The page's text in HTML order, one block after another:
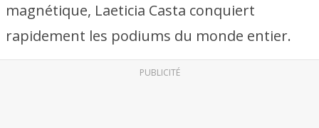
magnétique, Laeticia Casta conquiert
rapidement les podiums du monde entier.
PUBLICITÉ